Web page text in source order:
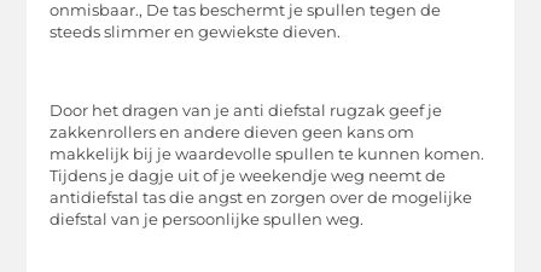
onmisbaar., De tas beschermt je spullen tegen de
steeds slimmer en gewiekste dieven.
Door het dragen van je anti diefstal rugzak geef je
zakkenrollers en andere dieven geen kans om
makkelijk bij je waardevolle spullen te kunnen komen.
Tijdens je dagje uit of je weekendje weg neemt de
antidiefstal tas die angst en zorgen over de mogelijke
diefstal van je persoonlijke spullen weg.